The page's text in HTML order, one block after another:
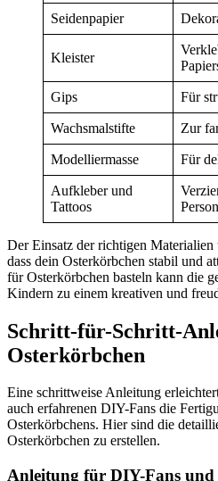
Seidenpapier
Kleister
Gips Für
Wachsmalstifte Zur
Modelliermasse Für
Aufkleber und
Tattoos
Der Einsatz der richtigen Materialien
dass dein Osterkörbchen stabil und
für Osterkörbchen basteln kann die
Kindern zu einem kreativen und
Schritt-für-Schritt-
Osterkörbchen
Eine schrittweise Anleitung
auch erfahrenen DIY-Fans die
Osterkörbchens. Hier sind die
Osterkörbchen zu erstellen.
Anleitung für DIY-Fans und